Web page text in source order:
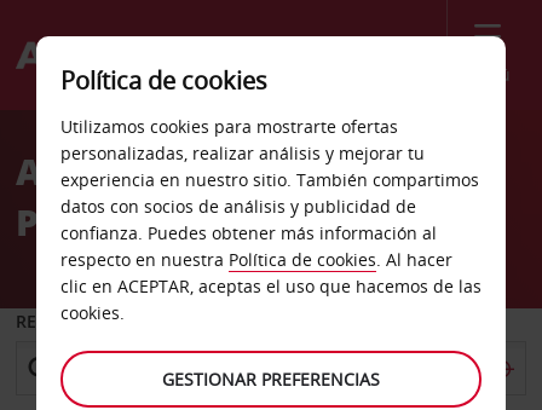
Menú
Welcome
AvisAlquiler de coches Point
Pleasant Beach
RECOGER EN
Política de cookies
Utilizamos cookies para mostrarte ofertas
personalizadas, realizar análisis y mejorar tu
experiencia en nuestro sitio. También compartimos
datos con socios de análisis y publicidad de
confianza. Puedes obtener más información al
respecto en nuestra Política de cookies. Al hacer
clic en ACEPTAR, aceptas el uso que hacemos de las
cookies.
GESTIONAR PREFERENCIAS